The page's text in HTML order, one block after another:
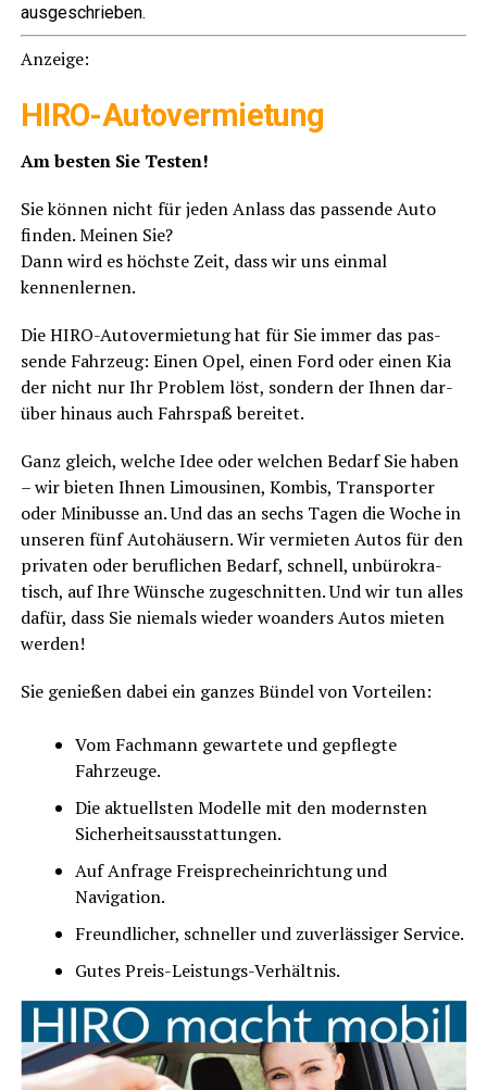
ausgeschrieben.
Anzei­ge:
HIRO-Auto­ver­mie­tung
Am bes­ten Sie Testen!
Sie kön­nen nicht für jeden Anlass das pas­sen­de Auto
fin­den. Mei­nen Sie?
Dann wird es höchs­te Zeit, dass wir uns ein­mal
kennenlernen.
Die HIRO-Auto­ver­mie­tung hat für Sie immer das pas­
sen­de Fahr­zeug: Einen Opel, einen Ford oder einen Kia
der nicht nur Ihr Pro­blem löst, son­dern der Ihnen dar­
über hin­aus auch Fahr­spaß bereitet.
Ganz gleich, wel­che Idee oder wel­chen Bedarf Sie haben
– wir bie­ten Ihnen Limou­si­nen, Kom­bis, Trans­por­ter
oder Mini­bus­se an. Und das an sechs Tagen die Woche in
unse­ren fünf Auto­häu­sern. Wir ver­mie­ten Autos für den
pri­va­ten oder beruf­li­chen Bedarf, schnell, unbü­ro­kra­
tisch, auf Ihre Wün­sche zuge­schnit­ten. Und wir tun alles
dafür, dass Sie nie­mals wie­der woan­ders Autos mie­ten
werden!
Sie genie­ßen dabei ein gan­zes Bün­del von Vorteilen:
Vom Fach­mann gewar­te­te und gepfleg­te
Fahrzeuge.
Die aktu­ells­ten Model­le mit den moderns­ten
Sicherheitsausstattungen.
Auf Anfra­ge Frei­sprech­ein­rich­tung und
Navigation.
Freund­li­cher, schnel­ler und zuver­läs­si­ger Service.
Gutes Preis-Leis­tungs-Ver­hält­nis.